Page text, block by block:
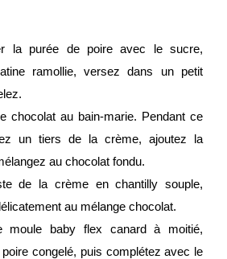
la purée de poire avec le sucre,
ramollie, versez dans un petit
chocolat au bain-marie. Pendant ce
un tiers de la crème, ajoutez la
au chocolat fondu.
de la crème en chantilly souple,
au mélange chocolat.
moule baby flex canard à moitié,
poire congelé, puis complétez avec le